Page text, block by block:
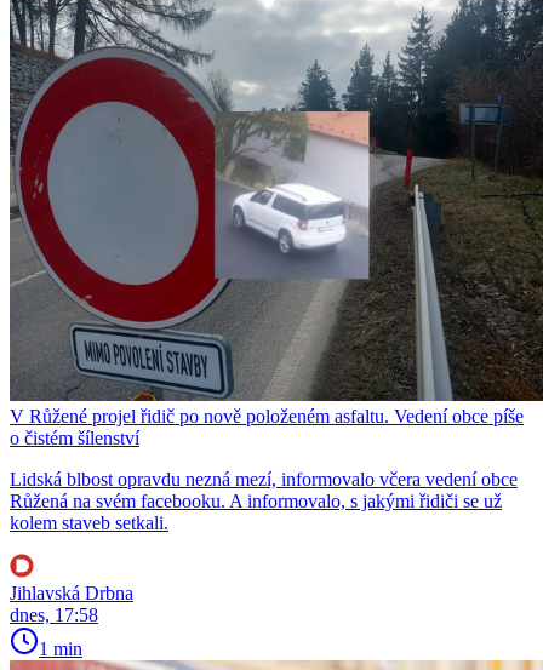
V Růžené projel řidič po nově položeném asfaltu. Vedení obce píše
o čistém šílenství
Lidská blbost opravdu nezná mezí, informovalo včera vedení obce
Růžená na svém facebooku. A informovalo, s jakými řidiči se už
kolem staveb setkali.
Jihlavská Drbna
dnes, 17:58
1 min